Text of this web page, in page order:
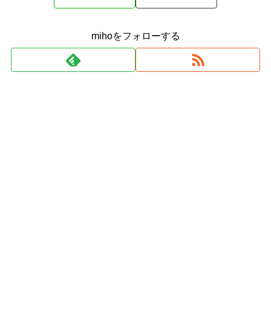
mihoをフォローする